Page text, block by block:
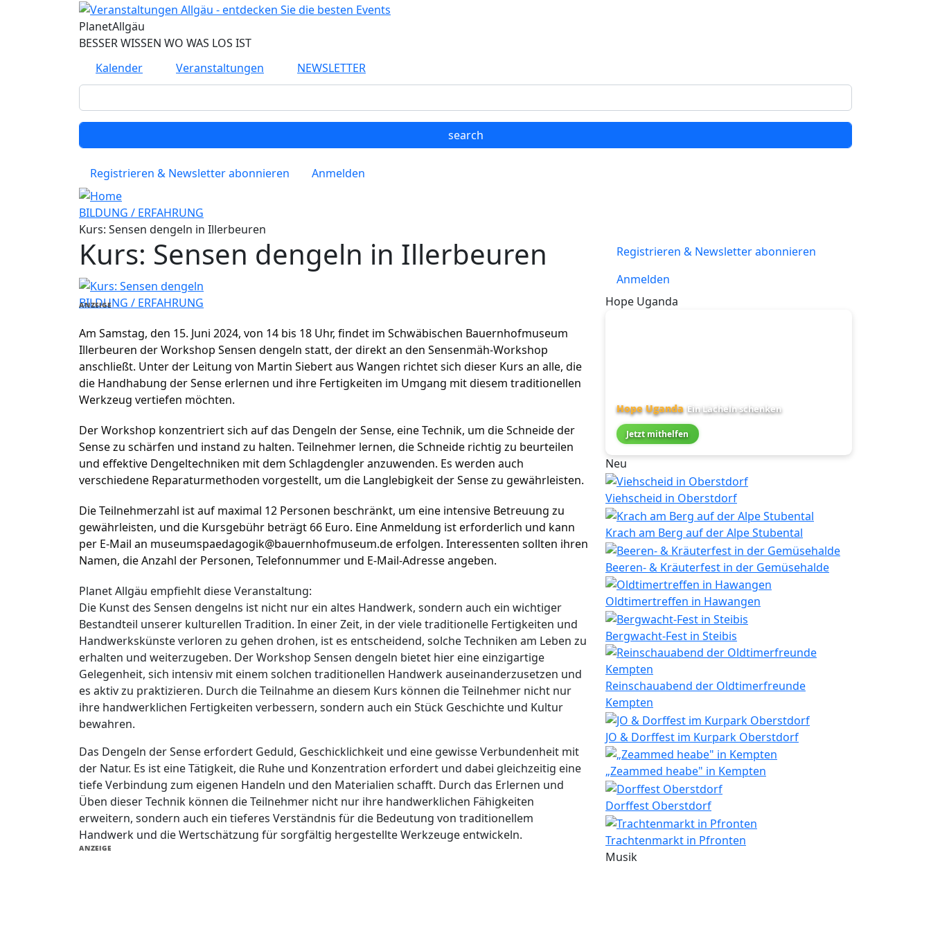
Direkt zum Inhalt
PlanetAllgäu
BESSER WISSEN WO WAS LOS IST
Kalender
Veranstaltungen NEWSLETTER
Registrieren & Newsletter abonnieren Anmelden
BILDUNG / ERFAHRUNG
Kurs: Sensen dengeln in Illerbeuren
Kurs: Sensen dengeln in Illerbeuren
BILDUNG / ERFAHRUNG
ANZEIGE
Am Samstag, den 15. Juni 2024, von 14 bis 18 Uhr, findet im Schwäbischen Bauernhofmuseum
Illerbeuren der Workshop Sensen dengeln statt, der direkt an den Sensenmäh-Workshop
anschließt. Unter der Leitung von Martin Siebert aus Wangen richtet sich dieser Kurs an alle, die
die Handhabung der Sense erlernen und ihre Fertigkeiten im Umgang mit diesem traditionellen
Werkzeug vertiefen möchten.
Der Workshop konzentriert sich auf das Dengeln der Sense, eine Technik, um die Schneide der
Sense zu schärfen und instand zu halten. Teilnehmer lernen, die Schneide richtig zu beurteilen
und effektive Dengeltechniken mit dem Schlagdengler anzuwenden. Es werden auch
verschiedene Reparaturmethoden vorgestellt, um die Langlebigkeit der Sense zu gewährleisten.
Die Teilnehmerzahl ist auf maximal 12 Personen beschränkt, um eine intensive Betreuung zu
gewährleisten, und die Kursgebühr beträgt 66 Euro. Eine Anmeldung ist erforderlich und kann
per E-Mail an museumspaedagogik@bauernhofmuseum.deerfolgen. Interessenten sollten ihren
Namen, die Anzahl der Personen, Telefonnummer und E-Mail-Adresse angeben.
Planet Allgäu empfiehlt diese Veranstaltung:
Die Kunst des Sensen dengelns ist nicht nur ein altes Handwerk, sondern auch ein wichtiger
Bestandteil unserer kulturellen Tradition. In einer Zeit, in der viele traditionelle Fertigkeiten und
Handwerkskünste verloren zu gehen drohen, ist es entscheidend, solche Techniken am Leben zu
erhalten und weiterzugeben. Der Workshop Sensen dengeln bietet hier eine einzigartige
Gelegenheit, sich intensiv mit einem solchen traditionellen Handwerk auseinanderzusetzen und
es aktiv zu praktizieren. Durch die Teilnahme an diesem Kurs können die Teilnehmer nicht nur
ihre handwerklichen Fertigkeiten verbessern, sondern auch ein Stück Geschichte und Kultur
bewahren.
Das Dengeln der Sense erfordert Geduld, Geschicklichkeit und eine gewisse Verbundenheit mit
der Natur. Es ist eine Tätigkeit, die Ruhe und Konzentration erfordert und dabei gleichzeitig eine
tiefe Verbindung zum eigenen Handeln und den Materialien schafft. Durch das Erlernen und
Üben dieser Technik können die Teilnehmer nicht nur ihre handwerklichen Fähigkeiten
erweitern, sondern auch ein tieferes Verständnis für die Bedeutung von traditionellem
Handwerk und die Wertschätzung für sorgfältig hergestellte Werkzeuge entwickeln.
ANZEIGE
Registrieren & Newsletter abonnieren
Anmelden
Hope Uganda
Hope Uganda Ein Lächeln schenken
Jetzt mithelfen
Neu
Viehscheid in Oberstdorf
Krach am Berg auf der Alpe Stubental
Beeren- & Kräuterfest in der Gemüsehalde
Oldtimertreffen in Hawangen
Bergwacht-Fest in Steibis
Reinschauabend der Oldtimerfreunde
Kempten
JO & Dorffest im Kurpark Oberstdorf
„Zeammed heabe" in Kempten
Dorffest Oberstdorf
Trachtenmarkt in Pfronten
Musik